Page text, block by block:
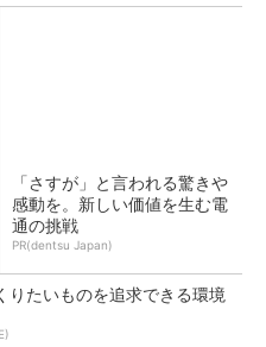
「さすが」と言われる驚きや
感動を。新しい価値を生む電
通の挑戦
PR(dentsu Japan)
りたいものを追求できる環境